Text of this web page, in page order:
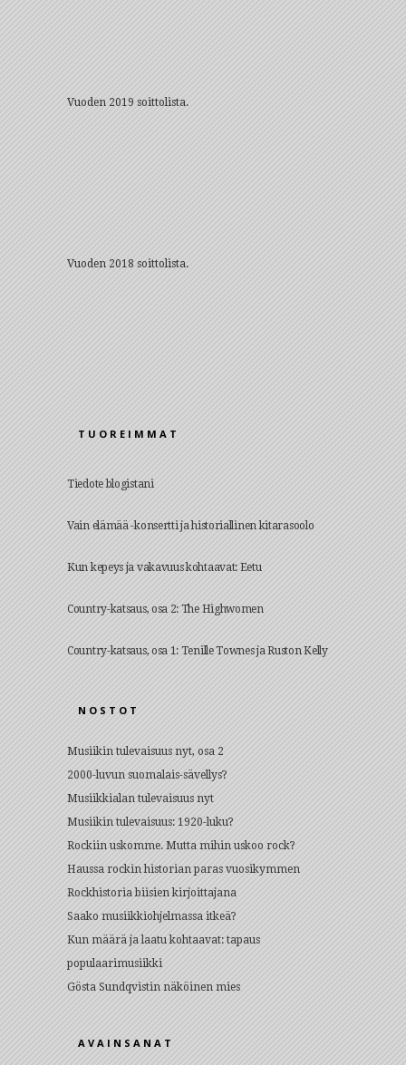
Vuoden 2019 soittolista.
Vuoden 2018 soittolista.
TUOREIMMAT
Tiedote blogistani
Vain elämää -konsertti ja historiallinen kitarasoolo
Kun kepeys ja vakavuus kohtaavat: Eetu
Country-katsaus, osa 2: The Highwomen
Country-katsaus, osa 1: Tenille Townes ja Ruston Kelly
NOSTOT
Musiikin tulevaisuus nyt, osa 2
2000-luvun suomalais-sävellys?
Musiikkialan tulevaisuus nyt
Musiikin tulevaisuus: 1920-luku?
Rockiin uskomme. Mutta mihin uskoo rock?
Haussa rockin historian paras vuosikymmen
Rockhistoria biisien kirjoittajana
Saako musiikkiohjelmassa itkeä?
Kun määrä ja laatu kohtaavat: tapaus
populaarimusiikki
Gösta Sundqvistin näköinen mies
AVAINSANAT